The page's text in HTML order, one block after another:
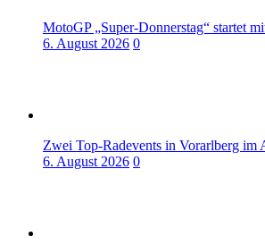
MotoGP „Super-Donnerstag“ startet
6. August 2026 0
Zwei Top-Radevents in Vorarlberg im
6. August 2026 0